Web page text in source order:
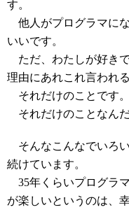
す。
他人がプログラマに
いいです。
ただ、わたしが好き
理由にあれこれ言われ
それだけのことです。
それだけのことなんだ
そんなこんなでいろ
続けています。
35年くらいプログラ
が楽しいというのは、